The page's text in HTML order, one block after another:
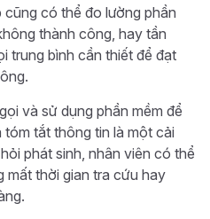
có thể đo lường phần
thành công, hay tần
trung bình cần thiết để đạt
và sử dụng phần mềm để
tắt thông tin là một cải
phát sinh, nhân viên có thể
mất thời gian tra cứu hay